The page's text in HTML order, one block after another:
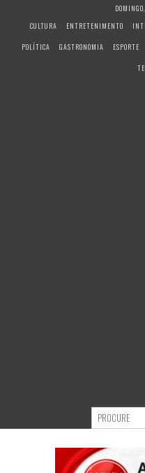
CULTURA
ENTRETENIMENTO
POLÍTICA
GASTRONOMIA ESPORTE